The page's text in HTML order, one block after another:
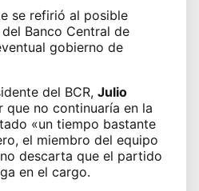
se refirió al posible
Banco Central de
gobierno de
del BCR, Julio
que no continuaría en la
«un tiempo bastante
el miembro del equipo
no descarta que el partido
en el cargo.